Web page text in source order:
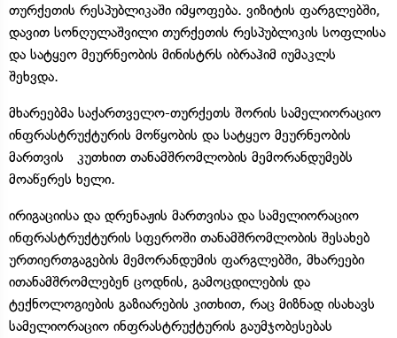
თურქეთის რესპუბლიკაში იმყოფება. ვიზიტის ფარგლებში,
დავით სონღულაშვილი თურქეთის რესპუბლიკის სოფლისა
და სატყეო მეურნეობის მინისტრს იბრაჰიმ იუმაკლს
შეხვდა.
მხარეებმა საქართველო-თურქეთს შორის სამელიორაციო
ინფრასტრუქტურის მოწყობის და სატყეო მეურნეობის
მართვის კუთხით თანამშრომლობის მემორანდუმებს
მოაწერეს ხელი.
ირიგაციისა და დრენაჟის მართვისა და სამელიორაციო
ინფრასტრუქტურის სფეროში თანამშრომლობის შესახებ
ურთიერთგაგების მემორანდუმის ფარგლებში, მხარეები
ითანამშრომლებენ ცოდნის, გამოცდილების და
ტექნოლოგიების გაზიარების კითხით, რაც მიზნად ისახავს
სამელიორაციო ინფრასტრუქტურის გაუმჯობესებას